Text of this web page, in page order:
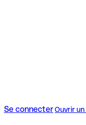
Se connecterOuvrir